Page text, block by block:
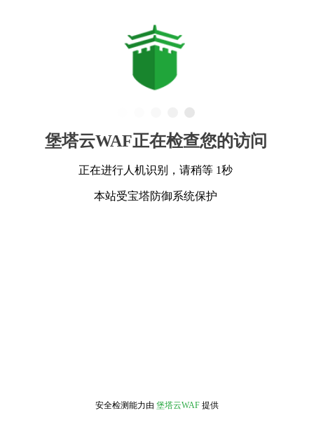
堡塔云WAF正在检查您的访问
正在进行人机识别，请稍等 1秒
本站受宝塔防御系统保护
安全检测能力由 堡塔云WAF 提供